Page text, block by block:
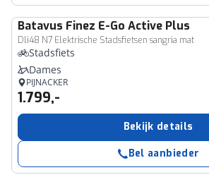
Batavus Finez E-Go Active Plus
Dli48 N7 Elektrische Stadsfietsen sangria mat
Stadsfiets
Dames
PIJNACKER
1.799,-
Bekijk details
Bel aanbieder